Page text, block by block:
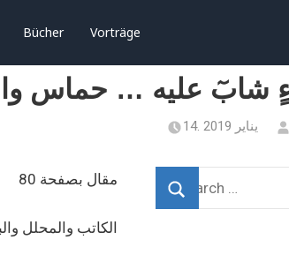
Bücher Vorträge
عليه … حماس
14. يناير 2019
مقال بصفحة 80